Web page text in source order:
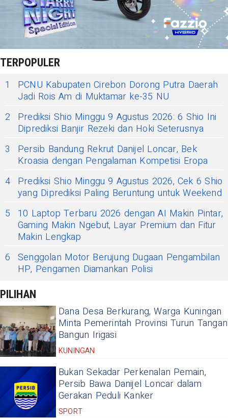
TERPOPULER
1
PCNU Kabupaten Cirebon Dorong Putra Daerah
Jadi Rois Am di Muktamar ke-35 NU
2
Prediksi Shio Minggu 9 Agustus 2026: 6 Shio Ini
Diprediksi Banjir Rezeki dan Hoki Seterusnya
3
Persib Bandung Rekrut Danijel Loncar, Bek
Kroasia dengan Pengalaman Kompetisi Eropa
4 Prediksi Shio Minggu 9 Agustus 2026, Cek 6 Shio
yang Diprediksi Paling Beruntung untuk Weekend
5
10 Laptop Terbaru 2026 dengan AI Makin Pintar,
Gaming Makin Ngebut, Layar Premium dan Fitur
Makin Lengkap
6 Senggolan Motor Berujung Dugaan Pengambilan
HP, Pengamen Diamankan Polisi
PILIHAN
Dana Desa Berkurang, Warga Kuningan
Minta Pemerintah Provinsi Turun Tangan
Bangun Irigasi
KUNINGAN
Bukan Sekadar Perkenalan Pemain,
Persib Bawa Danijel Loncar dalam
Gerakan Peduli Kanker
SPORT